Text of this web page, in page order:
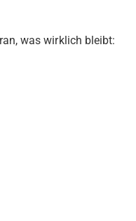
was wirklich bleibt: